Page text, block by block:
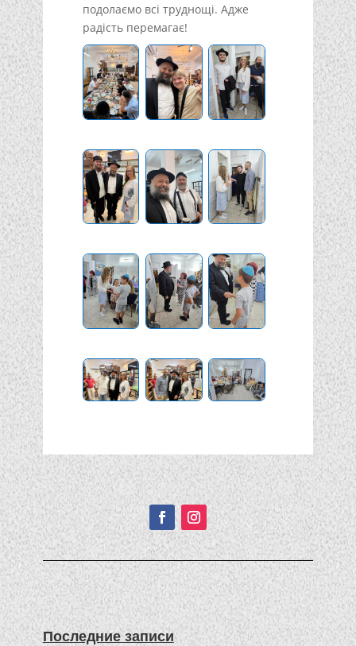
подолаємо всі труднощі. Адже
радість перемагає!
Подписывайтесь!
Последние записи